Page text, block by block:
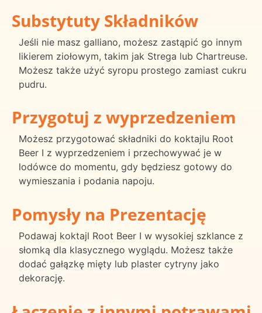
Substytuty Składników
Jeśli nie masz galliano, możesz zastąpić go innym
likierem ziołowym, takim jak Strega lub Chartreuse.
Możesz także użyć syropu prostego zamiast cukru
pudru.
Przygotuj z wyprzedzeniem
Możesz przygotować składniki do koktajlu Root
Beer I z wyprzedzeniem i przechowywać je w
lodówce do momentu, gdy będziesz gotowy do
wymieszania i podania napoju.
Pomysły na Prezentację
Podawaj koktajl Root Beer I w wysokiej szklance z
słomką dla klasycznego wyglądu. Możesz także
dodać gałązkę mięty lub plaster cytryny jako
dekorację.